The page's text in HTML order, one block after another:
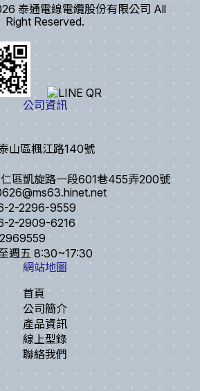
泰通電線電纜股份有限公司 All
Right Reserved.
公司資訊
山區楓江路140號
仁區凱旋路一段601巷455弄200號
2-2296-9559
2-2909-6216
週五 8:30~17:30
網站地圖
首頁
公司簡介
產品資訊
線上型錄
聯絡我們